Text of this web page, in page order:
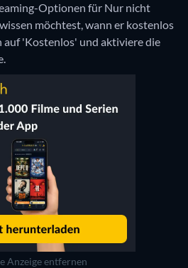
Optionen für Nur nicht
möchtest, wann er kostenlos
auf 'Kostenlos' und aktiviere die
Anzeige entfernen